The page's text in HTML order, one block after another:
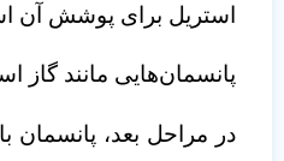
استریل برای پوشش آن
پانسمان‌هایی مانند گاز
در مراحل بعد، پانسمان